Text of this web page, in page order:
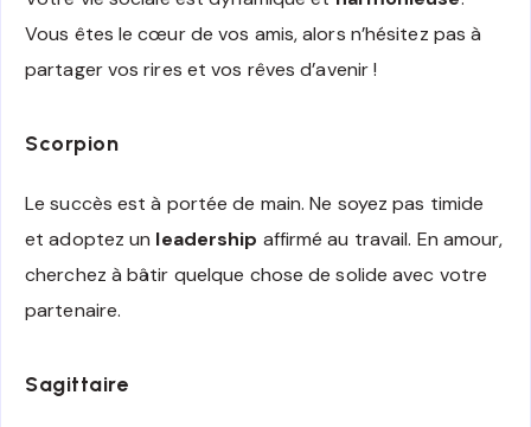
Vous êtes le cœur de vos amis, alors n’hésitez pas à
partager vos rires et vos rêves d’avenir !
Scorpion
Le succès est à portée de main. Ne soyez pas timide
et adoptez un leadership affirmé au travail. En amour,
cherchez à bâtir quelque chose de solide avec votre
partenaire.
Sagittaire